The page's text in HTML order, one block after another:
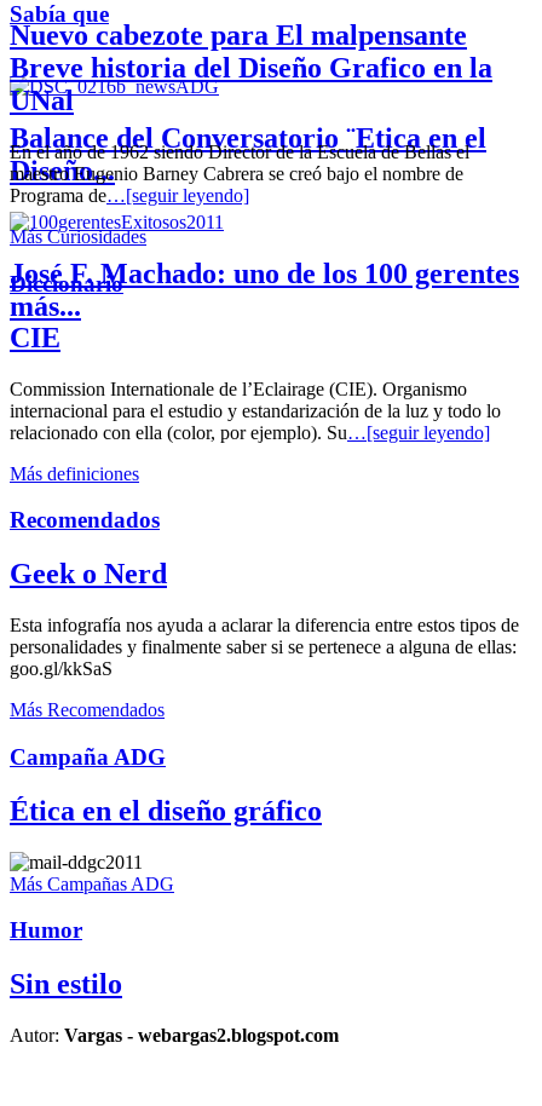
Nuevo cabezote para El malpensante
Balance del Conversatorio ¨Etica en el
Diseño...
José F. Machado: uno de los 100 gerentes
más...
Sabía que
Breve historia del Diseño Grafico en la
UNal
En el año de 1962 siendo Director de la Escuela de Bellas el
maestro Eugenio Barney Cabrera se creó bajo el nombre de
Programa de…[seguir leyendo]
Más Curiosidades
Diccionario
CIE
Commission Internationale de l’Eclairage (CIE). Organismo
internacional para el estudio y estandarización de la luz y todo lo
relacionado con ella (color, por ejemplo). Su…[seguir leyendo]
Más definiciones
Recomendados
Geek o Nerd
Esta infografía nos ayuda a aclarar la diferencia entre estos tipos de
personalidades y finalmente saber si se pertenece a alguna de ellas:
goo.gl/kkSaS
Más Recomendados
Campaña ADG
Ética en el diseño gráfico
Más Campañas ADG
Humor
Sin estilo
Autor: Vargas - webargas2.blogspot.com